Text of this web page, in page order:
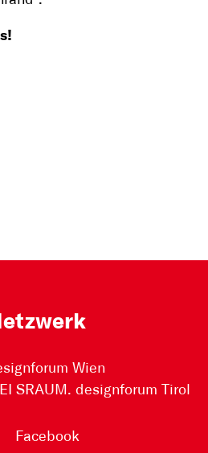
Wien
SRAUM. designforum Tirol
Facebook